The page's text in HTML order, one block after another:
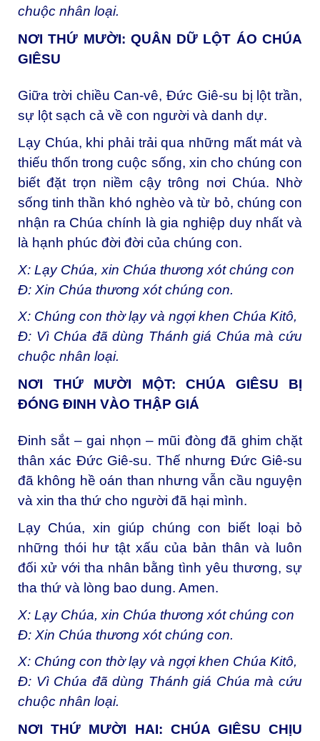
chuộc nhân loại.
NƠI THỨ MƯỜI: QUÂN DỮ LỘT ÁO CHÚA
GIÊSU
Giữa trời chiều Can-vê, Đức Giê-su bị lột trần,
sự lột sạch cả về con người và danh dự.
Lạy Chúa, khi phải trải qua những mất mát và
thiếu thốn trong cuộc sống, xin cho chúng con
biết đặt trọn niềm cậy trông nơi Chúa. Nhờ
sống tinh thần khó nghèo và từ bỏ, chúng con
nhận ra Chúa chính là gia nghiệp duy nhất và
là hạnh phúc đời đời của chúng con.
X: Lạy Chúa, xin Chúa thương xót chúng con
Đ: Xin Chúa thương xót chúng con.
X: Chúng con thờ lạy và ngợi khen Chúa Kitô,
Đ: Vì Chúa đã dùng Thánh giá Chúa mà cứu
chuộc nhân loại.
NƠI THỨ MƯỜI MỘT: CHÚA GIÊSU BỊ
ĐÓNG ĐINH VÀO THẬP GIÁ
Đinh sắt – gai nhọn – mũi đòng đã ghim chặt
thân xác Đức Giê-su. Thế nhưng Đức Giê-su
đã không hề oán than nhưng vẫn cầu nguyện
và xin tha thứ cho người đã hại mình.
Lạy Chúa, xin giúp chúng con biết loại bỏ
những thói hư tật xấu của bản thân và luôn
đối xử với tha nhân bằng tình yêu thương, sự
tha thứ và lòng bao dung. Amen.
X: Lạy Chúa, xin Chúa thương xót chúng con
Đ: Xin Chúa thương xót chúng con.
X: Chúng con thờ lạy và ngợi khen Chúa Kitô,
Đ: Vì Chúa đã dùng Thánh giá Chúa mà cứu
chuộc nhân loại.
NƠI THỨ MƯỜI HAI: CHÚA GIÊSU CHỊU